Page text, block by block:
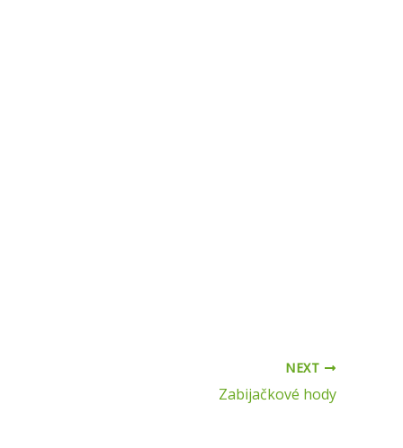
NEXT
Zabijačkové hody